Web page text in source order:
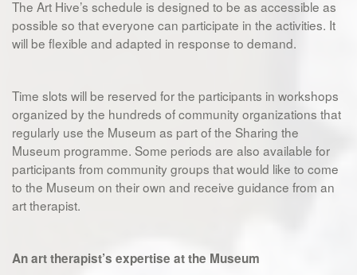
The Art Hive’s schedule is designed to be as accessible as
possible so that everyone can participate in the activities. It
will be flexible and adapted in response to demand.
Time slots will be reserved for the participants in workshops
organized by the hundreds of community organizations that
regularly use the Museum as part of the Sharing the
Museum programme. Some periods are also available for
participants from community groups that would like to come
to the Museum on their own and receive guidance from an
art therapist.
An art therapist’s expertise at the Museum